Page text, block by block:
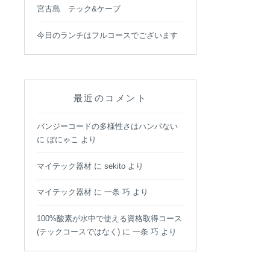
宮古島 テック&ケーブ
今日のランチはフルコースでございます
最近のコメント
バンジーコードの多様性さはハンパない
に ぼにゃこ より
マイテック器材 に sekito より
マイテック器材 に 一条 巧 より
100%酸素が水中で使える資格取得コース
(テックコースではなく) に 一条 巧 より